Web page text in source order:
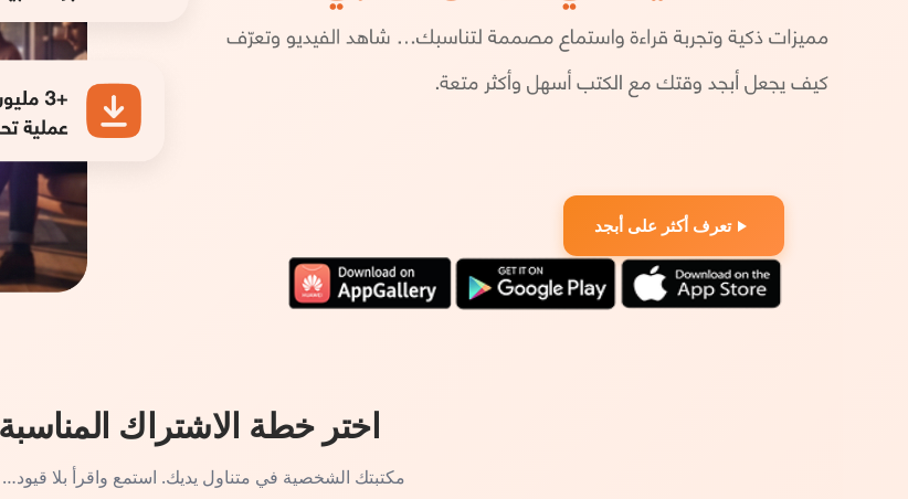
تعرف أكثر على أبجد
اختر خطة الاشتراك
مكتبتك الشخصية في متناول يديك. استمع واقرأ بلا قيود…